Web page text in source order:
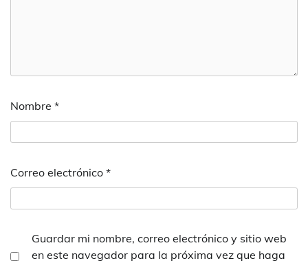
Nombre *
Correo electrónico *
Guardar mi nombre, correo electrónico y sitio web
en este navegador para la próxima vez que haga